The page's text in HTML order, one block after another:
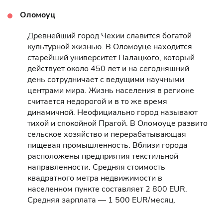
Оломоуц
Древнейший город Чехии славится богатой
культурной жизнью. В Оломоуце находится
старейший университет Палацкого, который
действует около 450 лет и на сегодняшний
день сотрудничает с ведущими научными
центрами мира. Жизнь населения в регионе
считается недорогой и в то же время
динамичной. Неофициально город называют
тихой и спокойной Прагой. В Оломоуце развито
сельское хозяйство и перерабатывающая
пищевая промышленность. Вблизи города
расположены предприятия текстильной
направленности. Средняя стоимость
квадратного метра недвижимости в
населенном пункте составляет 2 800 EUR.
Средняя зарплата — 1 500 EUR/месяц.